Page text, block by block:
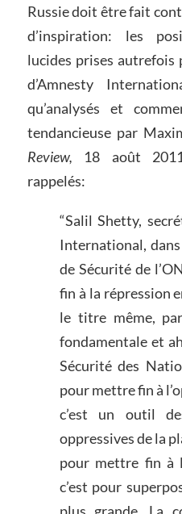
Russie doit être fait
d’inspiration: les
lucides prises autrefois
d’Amnesty
qu’analysés et
tendancieuse par
Review, 18 août
rappelés:
“Salil Shetty,
International,
de Sécurité de
fin à la répression
le titre même,
fondamentale et
Sécurité des
pour mettre fin à
c’est un outil
oppressives de la
pour mettre fin à
c’est pour